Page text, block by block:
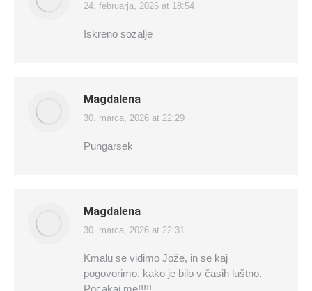
says:
24. februarja, 2026 at 18:54
Iskreno sozalje
Magdalena
says:
30. marca, 2026 at 22:29
Pungarsek
Magdalena
says:
30. marca, 2026 at 22:31
Kmalu se vidimo Jože, in se kaj
pogovorimo, kako je bilo v časih luštno.
Pocakaj me!!!!!